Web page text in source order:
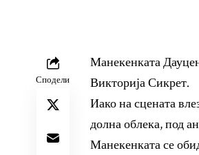
Сподели
Манекенката
Викторија Сикрет.
Иако на сцената
долна облека, под
Манекенката се